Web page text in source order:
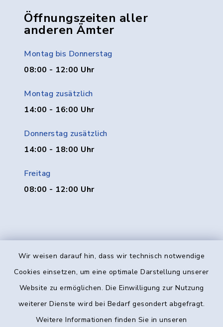
Wir weisen darauf hin, dass wir technisch notwendige
Cookies einsetzen, um eine optimale Darstellung unserer
Website zu ermöglichen. Die Einwilligung zur Nutzung
weiterer Dienste wird bei Bedarf gesondert abgefragt.
Weitere Informationen finden Sie in unseren
Öffnungszeiten aller
anderen Ämter
Montag bis Donnerstag
08:00 - 12:00 Uhr
Montag zusätzlich
14:00 - 16:00 Uhr
Donnerstag zusätzlich
14:00 - 18:00 Uhr
Freitag
08:00 - 12:00 Uhr
Kontakt
Datenschutz